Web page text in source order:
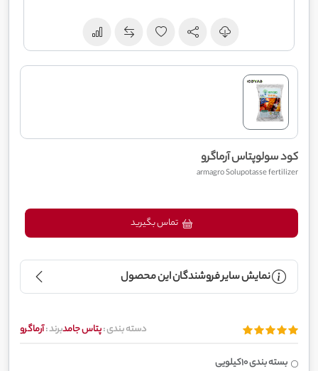
کود سولوپتاس آرماگرو
armagro Solupotasse fertilizer
نمایش سایر فروشندگان این محصول
دسته بندی :پتاس جامدبرند :آرماگرو
بسته بندی 10کیلویی